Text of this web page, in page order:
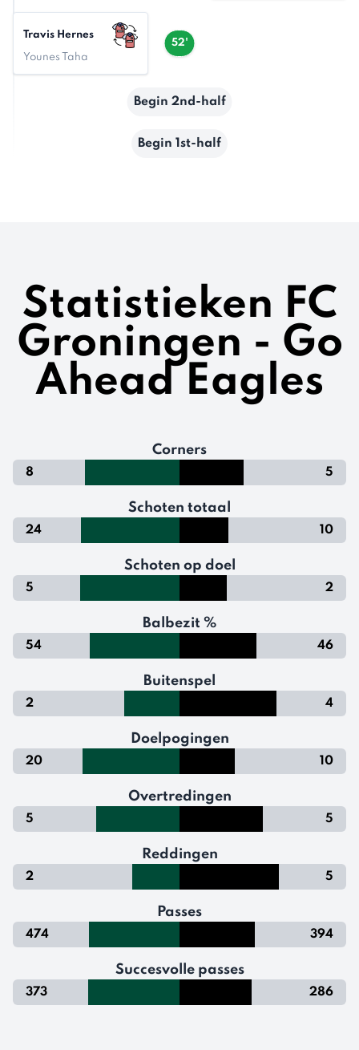
52'
Travis Hernes
Younes Taha
Begin 2nd-half
Begin 1st-half
Statistieken FC
Groningen - Go
Ahead Eagles
Corners
8 5
Schoten totaal
24 10
Schoten op doel
5 2
Balbezit %
54 46
Buitenspel
2 4
Doelpogingen
20 10
Overtredingen
5 5
Reddingen
2 5
Passes
474 394
Succesvolle passes
373 286